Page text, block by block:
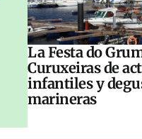
La Festa do
Curuxeiras de
infantiles y
marineras